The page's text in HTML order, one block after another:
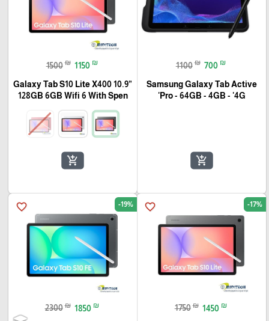
1100 ₪ 700 ₪
Samsung Galaxy Tab Active
Pro - 64GB - 4GB - '4G'
add_shopping_cart
1500 ₪ 1150 ₪
Galaxy Tab S10 Lite X400 10.9”
128GB 6GB Wifi 6 With Spen
add_shopping_cart
favorite_border -17%
1750 ₪ 1450 ₪
favorite_border -19%
2300 ₪ 1850 ₪